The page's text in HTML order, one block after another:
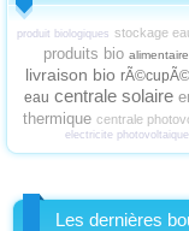
produit biologiques stockage
produits bio
livraison bio
eau centrale solaire
thermique centrale
electricite photovoltaique
Les dernières